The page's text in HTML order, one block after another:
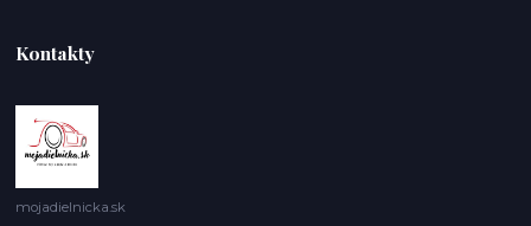
Kontakty
mojadielnicka.sk